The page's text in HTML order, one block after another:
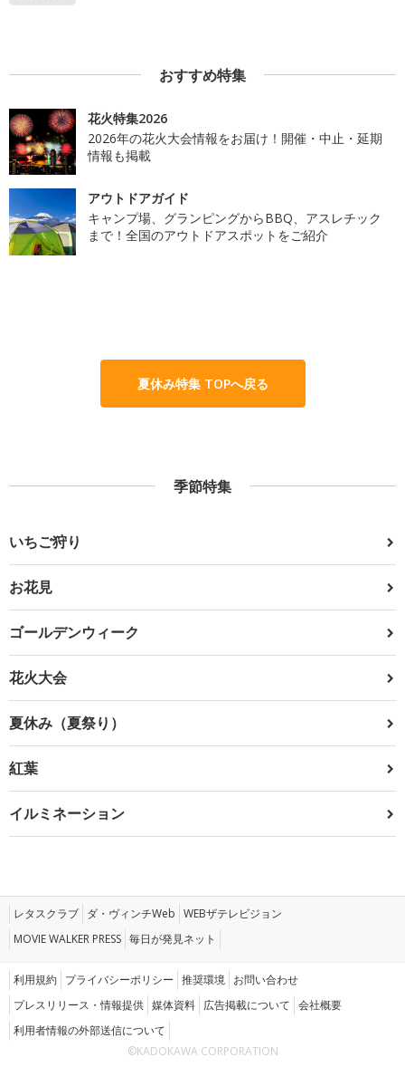
おすすめ特集
花火特集2026
2026年の花火大会情報をお届け！開催・中止・延期
情報も掲載
アウトドアガイド
キャンプ場、グランピングからBBQ、アスレチック
まで！全国のアウトドアスポットをご紹介
夏休み特集 TOPへ戻る
季節特集
いちご狩り
お花見
ゴールデンウィーク
花火大会
夏休み（夏祭り）
紅葉
イルミネーション
レタスクラブ ダ・ヴィンチWeb WEBザテレビジョン
MOVIE WALKER PRESS 毎日が発見ネット
利用規約 プライバシーポリシー 推奨環境 お問い合わせ
プレスリリース・情報提供 媒体資料 広告掲載について 会社概要
利用者情報の外部送信について
©KADOKAWA CORPORATION